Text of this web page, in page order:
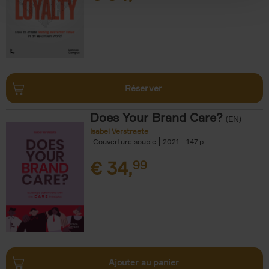
Réserver
Does Your Brand Care? (EN)
Isabel Verstraete
Couverture souple
2021 147
€ 34,99
Ajouter au panier